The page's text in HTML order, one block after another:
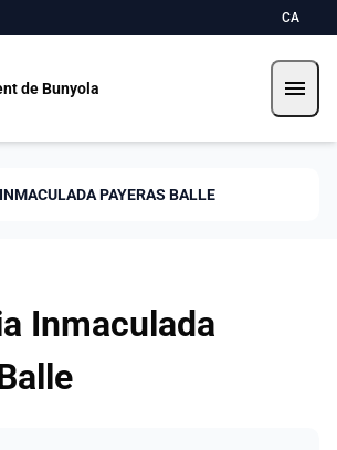
CA
de Bunyola menu
PAYERAS BALLE
Inmaculada